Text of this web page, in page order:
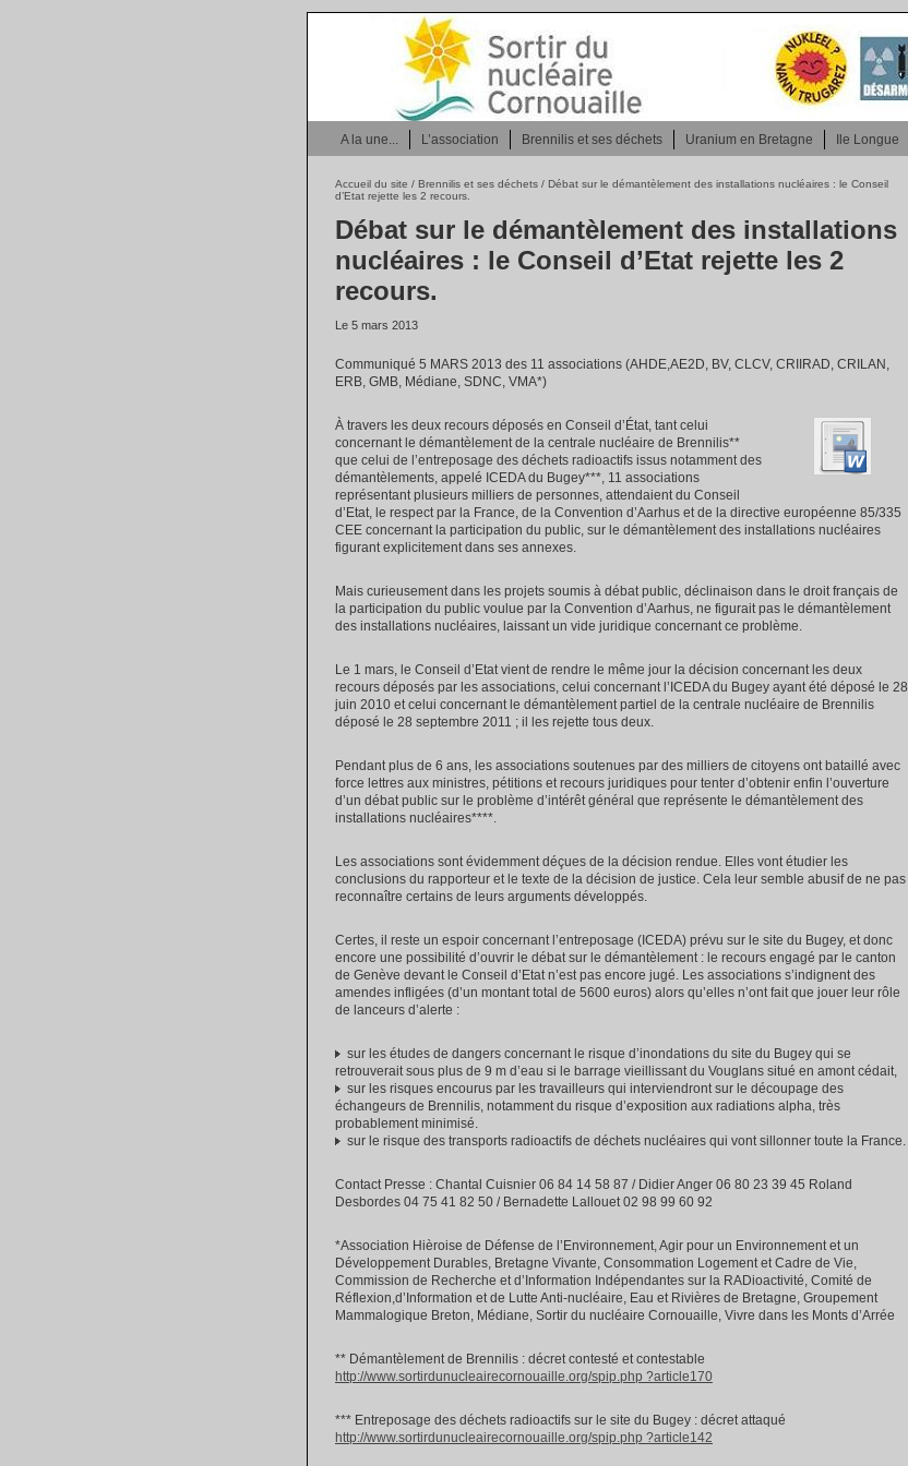
A la une... L’association Brennilis et ses déchets Uranium en Bretagne Ile Longue
Accueil du site / Brennilis et ses déchets / Débat sur le démantèlement des installations nucléaires : le Conseil
d’Etat rejette les 2 recours.
Débat sur le démantèlement des installations
nucléaires : le Conseil d’Etat rejette les 2
recours.
Le 5 mars 2013
Communiqué 5 MARS 2013 des 11 associations (AHDE,AE2D, BV, CLCV, CRIIRAD, CRILAN,
ERB, GMB, Médiane, SDNC, VMA*)
À travers les deux recours déposés en Conseil d’État, tant celui
concernant le démantèlement de la centrale nucléaire de Brennilis**
que celui de l’entreposage des déchets radioactifs issus notamment des
démantèlements, appelé ICEDA du Bugey***, 11 associations
représentant plusieurs milliers de personnes, attendaient du Conseil
d’Etat, le respect par la France, de la Convention d’Aarhus et de la directive européenne 85/335
CEE concernant la participation du public, sur le démantèlement des installations nucléaires
figurant explicitement dans ses annexes.
Mais curieusement dans les projets soumis à débat public, déclinaison dans le droit français de
la participation du public voulue par la Convention d’Aarhus, ne figurait pas le démantèlement
des installations nucléaires, laissant un vide juridique concernant ce problème.
Le 1 mars, le Conseil d’Etat vient de rendre le même jour la décision concernant les deux
recours déposés par les associations, celui concernant l’ICEDA du Bugey ayant été déposé le 28
juin 2010 et celui concernant le démantèlement partiel de la centrale nucléaire de Brennilis
déposé le 28 septembre 2011 ; il les rejette tous deux.
Pendant plus de 6 ans, les associations soutenues par des milliers de citoyens ont bataillé avec
force lettres aux ministres, pétitions et recours juridiques pour tenter d’obtenir enfin l’ouverture
d’un débat public sur le problème d’intérêt général que représente le démantèlement des
installations nucléaires****.
Les associations sont évidemment déçues de la décision rendue. Elles vont étudier les
conclusions du rapporteur et le texte de la décision de justice. Cela leur semble abusif de ne pas
reconnaître certains de leurs arguments développés.
Certes, il reste un espoir concernant l’entreposage (ICEDA) prévu sur le site du Bugey, et donc
encore une possibilité d’ouvrir le débat sur le démantèlement : le recours engagé par le canton
de Genève devant le Conseil d’Etat n’est pas encore jugé. Les associations s’indignent des
amendes infligées (d’un montant total de 5600 euros) alors qu’elles n’ont fait que jouer leur rôle
de lanceurs d’alerte :
sur les études de dangers concernant le risque d’inondations du site du Bugey qui se
retrouverait sous plus de 9 m d’eau si le barrage vieillissant du Vouglans situé en amont cédait,
sur les risques encourus par les travailleurs qui interviendront sur le découpage des
échangeurs de Brennilis, notamment du risque d’exposition aux radiations alpha, très
probablement minimisé.
sur le risque des transports radioactifs de déchets nucléaires qui vont sillonner toute la France.
Contact Presse : Chantal Cuisnier 06 84 14 58 87 / Didier Anger 06 80 23 39 45 Roland
Desbordes 04 75 41 82 50 / Bernadette Lallouet 02 98 99 60 92
*Association Hièroise de Défense de l’Environnement, Agir pour un Environnement et un
Développement Durables, Bretagne Vivante, Consommation Logement et Cadre de Vie,
Commission de Recherche et d’Information Indépendantes sur la RADioactivité, Comité de
Réflexion,d’Information et de Lutte Anti-nucléaire, Eau et Rivières de Bretagne, Groupement
Mammalogique Breton, Médiane, Sortir du nucléaire Cornouaille, Vivre dans les Monts d’Arrée
** Démantèlement de Brennilis : décret contesté et contestable
http://www.sortirdunucleairecornouaille.org/spip.php ?article170
*** Entreposage des déchets radioactifs sur le site du Bugey : décret attaqué
http://www.sortirdunucleairecornouaille.org/spip.php ?article142